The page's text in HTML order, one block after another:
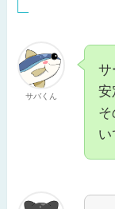
サバくん
サ
安
そ
い